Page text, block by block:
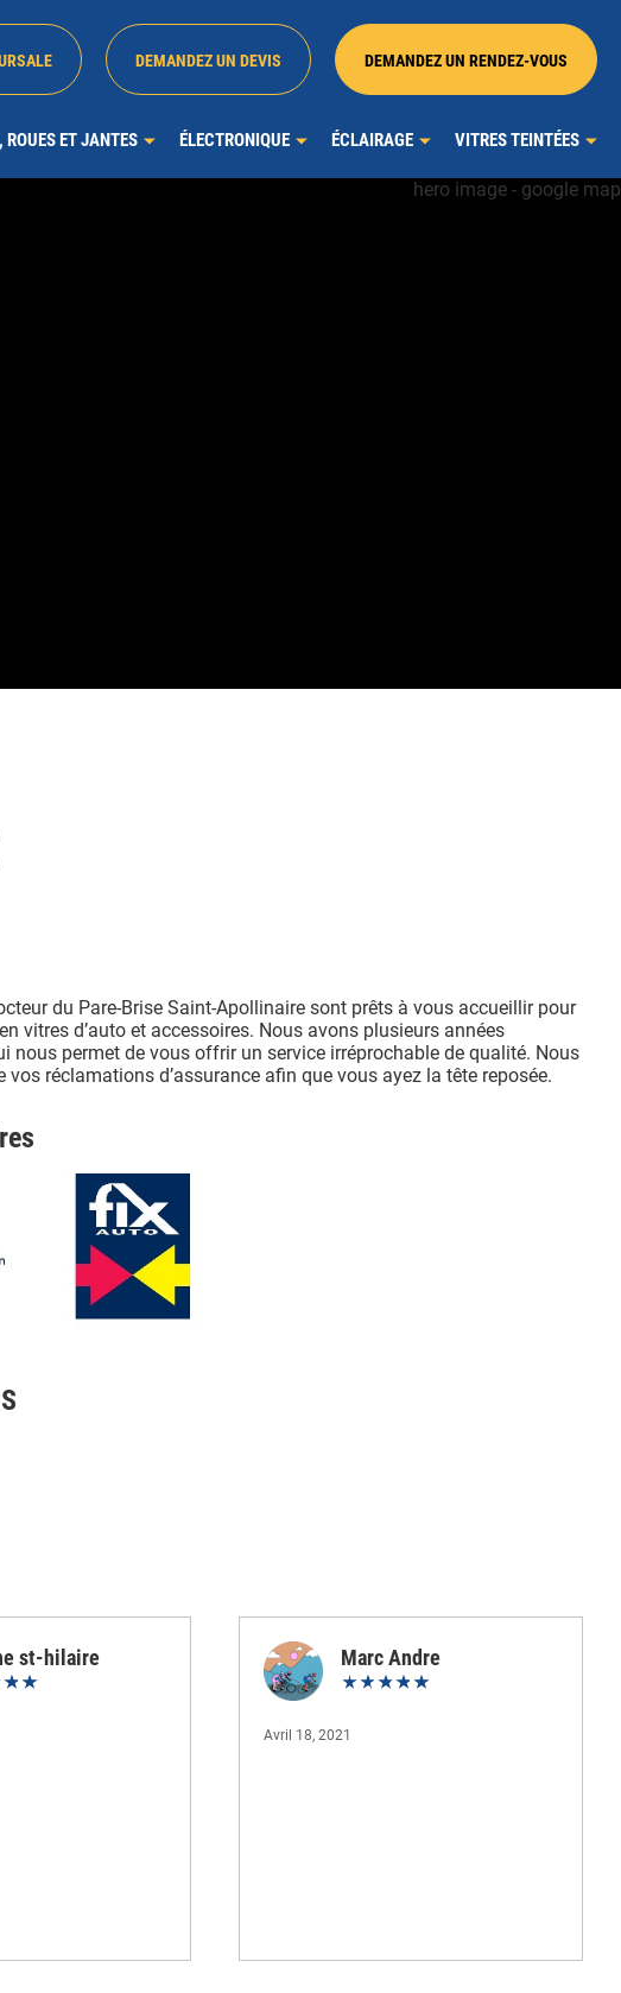
DEMANDEZ UN DEVIS DEMANDEZ UN RENDEZ-VOUS
ROUES ET JANTES ÉLECTRONIQUE ÉCLAIRAGE VITRES TEINTÉES
du Pare-Brise Saint-Apollinaire sont prêts à vous accueillir pour
vitres d’auto et accessoires. Nous avons plusieurs années
nous permet de vous offrir un service irréprochable de qualité. Nous
vos réclamations d’assurance afin que vous ayez la tête reposée.
st-hilaire Marc Andre
Avril 18, 2021